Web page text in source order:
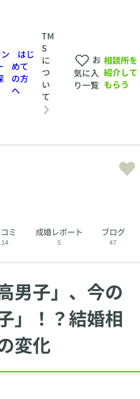
はじ
めて
の方
へ
TM
S
に
つ
い
て
お
気に入
り一覧
相談所を
紹介して
もらう
ミ
14
成婚レポート
5
ブログ
47
男子」、今の
」！？結婚相
変化